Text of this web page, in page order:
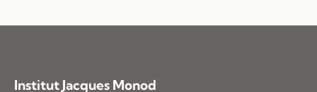
Institut Jacques Monod